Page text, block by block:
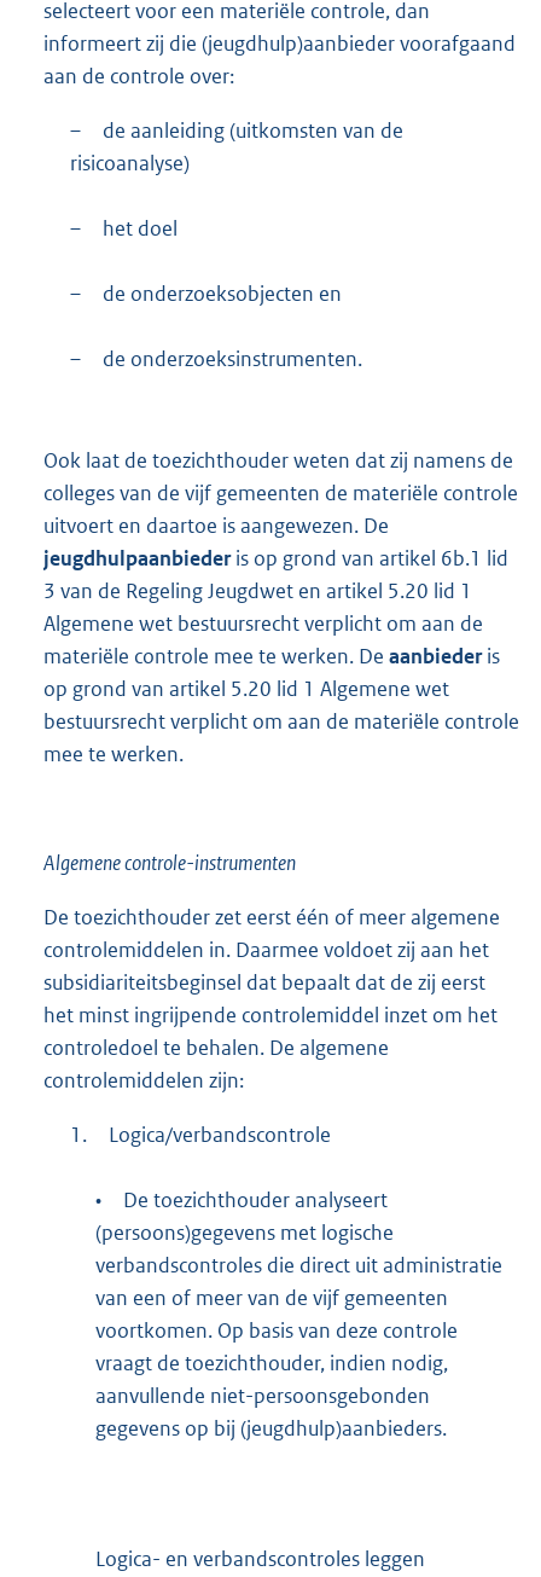
selecteert voor een materiële controle, dan
informeert zij die (jeugdhulp)aanbieder voorafgaand
aan de controle over:
–
de aanleiding (uitkomsten van de
risicoanalyse)
– het doel
– de onderzoeksobjecten en
– de onderzoeksinstrumenten.
Ook laat de toezichthouder weten dat zij namens de
colleges van de vijf gemeenten de materiële controle
uitvoert en daartoe is aangewezen. De
jeugdhulpaanbiederis op grond van artikel 6b.1 lid
3 van de Regeling Jeugdwet en artikel 5.20 lid 1
Algemene wet bestuursrecht verplicht om aan de
materiële controle mee te werken. De aanbiederis
op grond van artikel 5.20 lid 1 Algemene wet
bestuursrecht verplicht om aan de materiële controle
mee te werken.
Algemene controle-instrumenten
De toezichthouder zet eerst één of meer algemene
controlemiddelen in. Daarmee voldoet zij aan het
subsidiariteitsbeginsel dat bepaalt dat de zij eerst
het minst ingrijpende controlemiddel inzet om het
controledoel te behalen. De algemene
controlemiddelen zijn:
1. Logica/verbandscontrole
•
De toezichthouder analyseert
(persoons)gegevens met logische
verbandscontroles die direct uit administratie
van een of meer van de vijf gemeenten
voortkomen. Op basis van deze controle
vraagt de toezichthouder, indien nodig,
aanvullende niet-persoonsgebonden
gegevens op bij (jeugdhulp)aanbieders.
Logica- en verbandscontroles leggen